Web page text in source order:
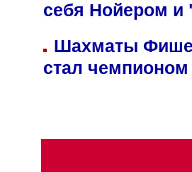
себя Нойером и
Шахматы
стал